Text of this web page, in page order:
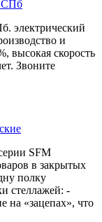
СПб
электрический
и
высокая скорость
Звоните
SFM
в закрытых
полку
стеллажей: -
на «зацепах», что